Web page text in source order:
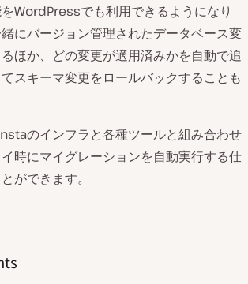
WordPressでも利用できるようになり
にバージョン管理されたデータベース変
ほか、どの変更が適用済みかを自動で追
スキーマ変更をロールバックすることも
のインフラと各種ツールと組み合わせ
時にマイグレーションを自動実行する仕
ができます。